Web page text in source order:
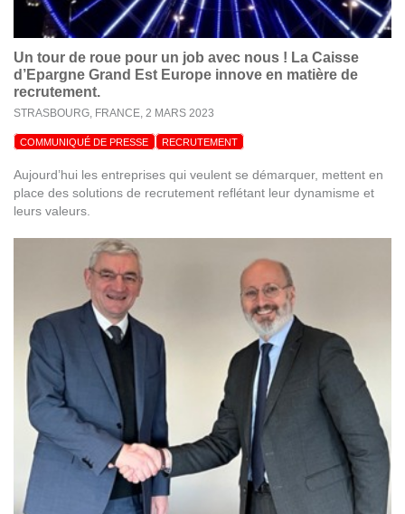
Un tour de roue pour un job avec nous ! La Caisse
d’Epargne Grand Est Europe innove en matière de
recrutement.
STRASBOURG, FRANCE, 2 MARS 2023
COMMUNIQUÉ DE PRESSE RECRUTEMENT
Aujourd’hui les entreprises qui veulent se démarquer, mettent en
place des solutions de recrutement reflétant leur dynamisme et
leurs valeurs.